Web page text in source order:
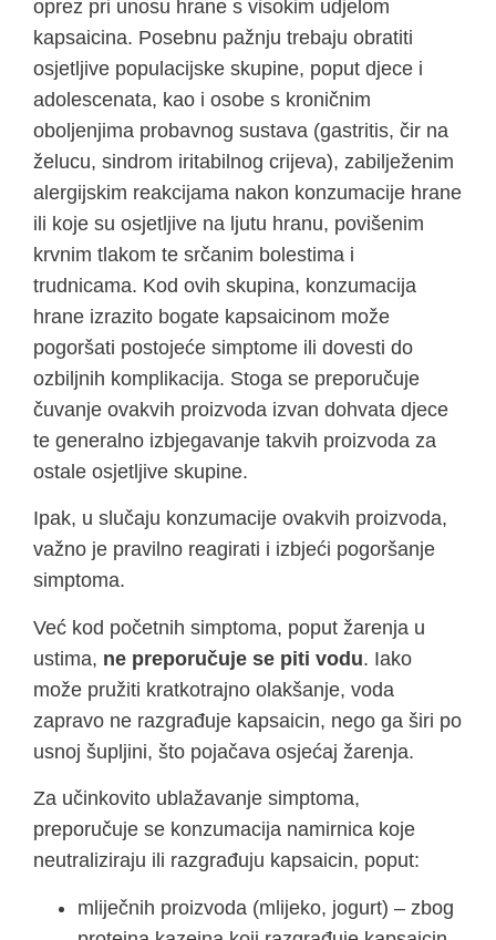
oprez pri unosu hrane s visokim udjelom
kapsaicina. Posebnu pažnju trebaju obratiti
osjetljive populacijske skupine, poput djece i
adolescenata, kao i osobe s kroničnim
oboljenjima probavnog sustava (gastritis, čir na
želucu, sindrom iritabilnog crijeva), zabilježenim
alergijskim reakcijama nakon konzumacije hrane
ili koje su osjetljive na ljutu hranu, povišenim
krvnim tlakom te srčanim bolestima i
trudnicama. Kod ovih skupina, konzumacija
hrane izrazito bogate kapsaicinom može
pogoršati postojeće simptome ili dovesti do
ozbiljnih komplikacija. Stoga se preporučuje
čuvanje ovakvih proizvoda izvan dohvata djece
te generalno izbjegavanje takvih proizvoda za
ostale osjetljive skupine.
Ipak, u slučaju konzumacije ovakvih proizvoda,
važno je pravilno reagirati i izbjeći pogoršanje
simptoma.
Već kod početnih simptoma, poput žarenja u
ustima, ne preporučuje se piti vodu. Iako
može pružiti kratkotrajno olakšanje, voda
zapravo ne razgrađuje kapsaicin, nego ga širi po
usnoj šupljini, što pojačava osjećaj žarenja.
Za učinkovito ublažavanje simptoma,
preporučuje se konzumacija namirnica koje
neutraliziraju ili razgrađuju kapsaicin, poput:
mliječnih proizvoda (mlijeko, jogurt) – zbog